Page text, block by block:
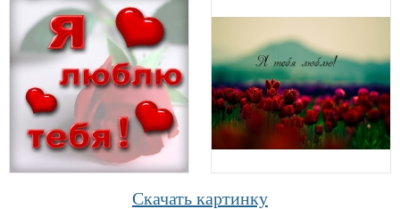
Скачать картинку